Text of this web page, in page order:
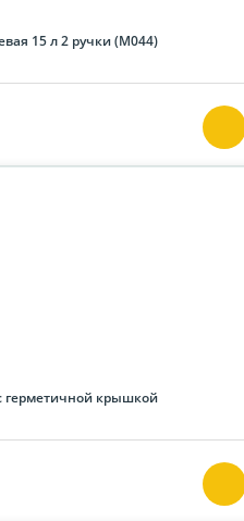
15 л 2 ручки (М044)
герметичной крышкой